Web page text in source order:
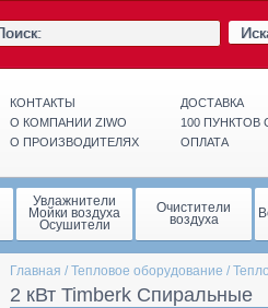
КОНТАКТЫ
О КОМПАНИИ ZIWO
О ПРОИЗВОДИТЕЛЯХ
ДОСТАВКА
100
ОПЛАТА
Увлажнители
Мойки воздуха
Осушители
Очистители
воздуха
Главная / Тепловое оборудование /
2 кВт Timberk Спиральные